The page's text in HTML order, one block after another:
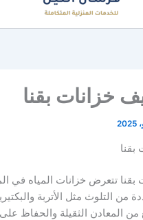
خزانات بقنا
تتعرض خزانات المياه في
من التلوث مثل الأتربة
المعادن الثقيلة والحفاظ